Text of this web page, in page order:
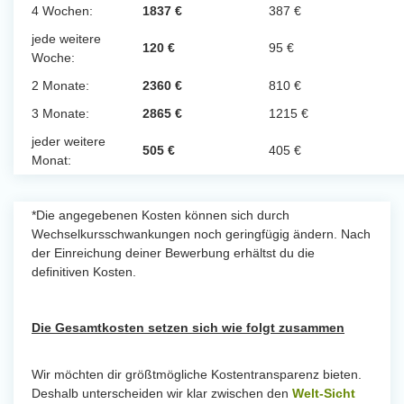
4 Wochen:
1837 €
387 €
jede weitere
Woche:
120 € 95 €
2 Monate: 2360 €
810 €
3 Monate:
2865 €
1215 €
jeder weitere
Monat:
505 € 405 €
*Die angegebenen Kosten können sich durch
Wechselkursschwankungen noch geringfügig ändern. Nach
der Einreichung deiner Bewerbung erhältst du die
definitiven Kosten.
Die Gesamtkosten setzen sich wie folgt zusammen
Wir möchten dir größtmögliche Kostentransparenz bieten.
Deshalb unterscheiden wir klar zwischen den Welt-Sicht